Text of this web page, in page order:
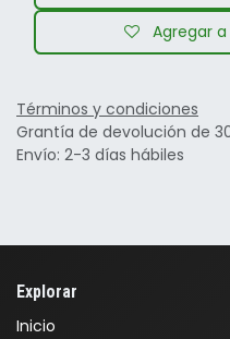
Agregar
Términos y condiciones
Grantía de devolución de
Envío: 2-3 días hábiles
Explorar
Inicio